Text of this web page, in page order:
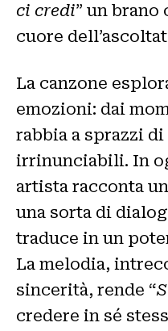
ci credi” un brano
cuore
La canzone
emozioni: dai
rabbia a sprazzi
irrinunciabili. In
artista racconta
una sorta di
traduce in un
La melodia,
sincerità, rende “
credere in sé